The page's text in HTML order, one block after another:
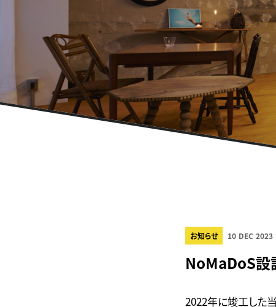
お知らせ 10 DEC 2023
NoMaDoS設
2022年に竣工した当